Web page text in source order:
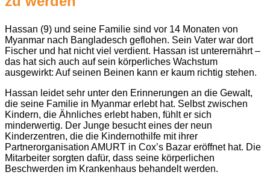
Hassan (9) und seine Familie sind vor 14 Monaten von
Myanmar nach Bangladesch geflohen. Sein Vater war dort
Fischer und hat nicht viel verdient. Hassan ist unterernährt –
das hat sich auch auf sein körperliches Wachstum
ausgewirkt: Auf seinen Beinen kann er kaum richtig stehen.
Hassan leidet sehr unter den Erinnerungen an die Gewalt,
die seine Familie in Myanmar erlebt hat. Selbst zwischen
Kindern, die Ähnliches erlebt haben, fühlt er sich
minderwertig. Der Junge besucht eines der neun
Kinderzentren, die die Kindernothilfe mit ihrer
Partnerorganisation AMURT in Cox’s Bazar eröffnet hat. Die
Mitarbeiter sorgten dafür, dass seine körperlichen
Beschwerden im Krankenhaus behandelt werden.